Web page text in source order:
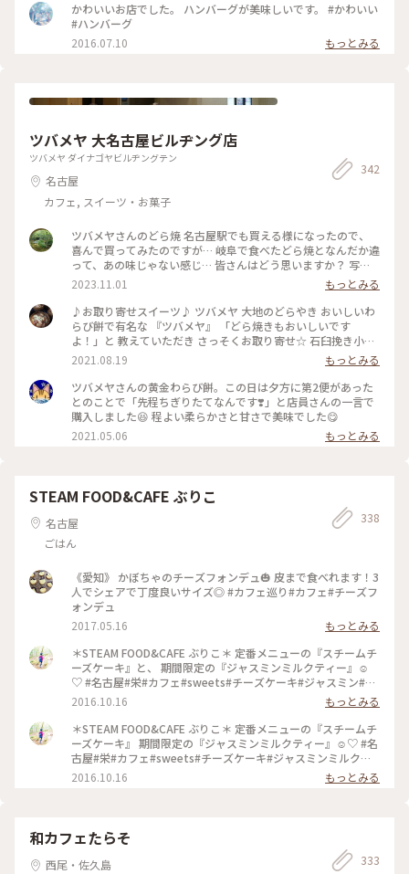
かわいいお店でした。 ハンバーグが美味しいです。 #かわいい
#ハンバーグ
2016.07.10
もっとみる
ツバメヤ 大名古屋ビルヂング店
ツバメヤ ダイナゴヤビルヂングテン
名古屋
カフェ, スイーツ・お菓子
342
ツバメヤさんのどら焼 名古屋駅でも買える様になったので、
喜んで買ってみたのですが… 岐阜で食べたどら焼となんだか違
って、あの味じゃない感じ… 皆さんはどう思いますか？ 写真
は以前、美濃で買って食べた、どら焼です💓 しっとり感とあ
んのバランスが良かった💓 #私のことりっぷ旅 #秋さんぽ #名
古屋 #岐阜 名駅久しぶりに行きました☺️
2023.11.01
もっとみる
♪お取り寄せスイーツ♪ ツバメヤ 大地のどらやき おいしいわ
らび餅で有名な 『ツバメヤ』 「どら焼きもおいしいです
よ！」と 教えていただき さっそくお取り寄せ☆ 石臼挽き小麦
全粒粉100%の生地は フワッとやわらか☆ 香ばしく焼き上げ
られています☆ そして特別栽培小豆と粗糖で 炊かれた粒あん
☆ コクのある甘さで 粒がしっかりツヤっと☆ ん〜おいしい
っ！ 大きくて食べ応えもあります☆ 今度名古屋に行ったら わ
らび餅とどら焼き 両方買わなくちゃ！！ また楽しみにしてい
ます☆ #どら焼き #わらび餅 #和菓子 #おみやげ #手みやげ #大
名古屋ビルヂング #名古屋
2021.08.19
もっとみる
ツバメヤさんの黄金わらび餅。この日は夕方に第2便があった
とのことで「先程ちぎりたてなんです❣️」と店員さんの一言で
購入しました😆 程よい柔らかさと甘さで美味でした😋
2021.05.06
もっとみる
STEAM FOOD&CAFE ぶりこ
名古屋
ごはん
338
《愛知》 かぼちゃのチーズフォンデュ🎃 皮まで食べれます！3
人でシェアで丁度良いサイズ◎ #カフェ巡り#カフェ#チーズフ
ォンデュ
2017.05.16
もっとみる
＊STEAM FOOD&CAFE ぶりこ＊ 定番メニューの『スチームチ
ーズケーキ』と、 期間限定の『ジャスミンミルクティー』☺︎
♡ #名古屋#栄#カフェ#sweets#チーズケーキ#ジャスミン#ミ
ルクティー#おいしい#おしゃれ#お気に入りカフェ
2016.10.16
もっとみる
＊STEAM FOOD&CAFE ぶりこ＊ 定番メニューの『スチームチ
ーズケーキ』 期間限定の『ジャスミンミルクティー』☺︎♡ #名
古屋#栄#カフェ#sweets#チーズケーキ#ジャスミンミルクテ
ィー#おいしい#おしゃれ#お気に入りカフェ
2016.10.16 もっとみる
和カフェたらそ
西尾・佐久島 333